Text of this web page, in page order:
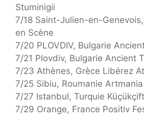
Stuminigii
7/18 Saint-Julien-en-
en Scène
7/20 PLOVDIV, Bulgarie
7/21 Plovdiv, Bulgarie Ancient
7/23 Athènes, Grèce Libérez
7/25 Sibiu, Roumanie
7/27 Istanbul, Turquie
7/29 Orange, France Positiv